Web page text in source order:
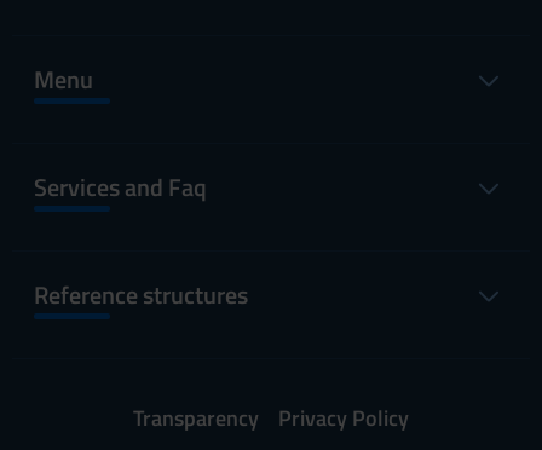
Menu
Services and Faq
Reference structures
Transparency
Privacy Policy